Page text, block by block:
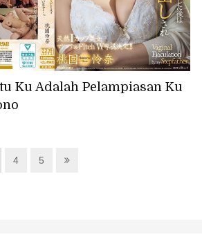
Ku Adalah Pelampiasan Ku
4 5